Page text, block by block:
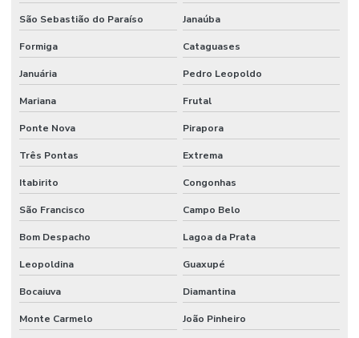
São Sebastião do Paraíso Janaúba
Formiga Cataguases
Januária Pedro Leopoldo
Mariana Frutal
Ponte Nova Pirapora
Três Pontas Extrema
Itabirito Congonhas
São Francisco Campo Belo
Bom Despacho Lagoa da Prata
Leopoldina Guaxupé
Bocaiuva Diamantina
Monte Carmelo João Pinheiro